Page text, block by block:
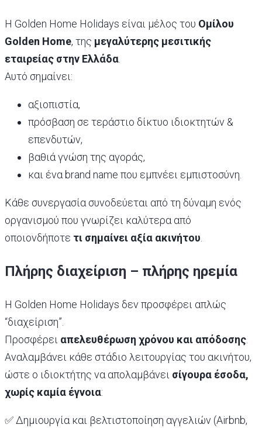
Η Golden Home Holidays είναι μέλος του Ομίλου
Golden Home, της μεγαλύτερης μεσιτικής
εταιρείας στην Ελλάδα
Αυτό σημαίνει:
αξιοπιστία,
πρόσβαση σε τεράστιο δίκτυο ιδιοκτητών &
επενδυτών,
βαθιά γνώση της αγοράς,
και ένα brand name που εμπνέει εμπιστοσύνη.
Κάθε συνεργασία συνοδεύεται από τη δύναμη ενός
οργανισμού που γνωρίζει καλύτερα από
οποιονδήποτε τι σημαίνει αξία ακινήτου
Πλήρης διαχείριση – πλήρης ηρεμία
Η Golden Home Holidays δεν προσφέρει απλώς
“διαχείριση”.
Προσφέρει απελευθέρωση χρόνου και απόδοσης
Αναλαμβάνει κάθε στάδιο λειτουργίας του ακινήτου,
ώστε ο ιδιοκτήτης να απολαμβάνει σίγουρα έσοδα,
χωρίς καμία έγνοια:
✅ Δημιουργία και βελτιστοποίηση αγγελιών (Airbnb,